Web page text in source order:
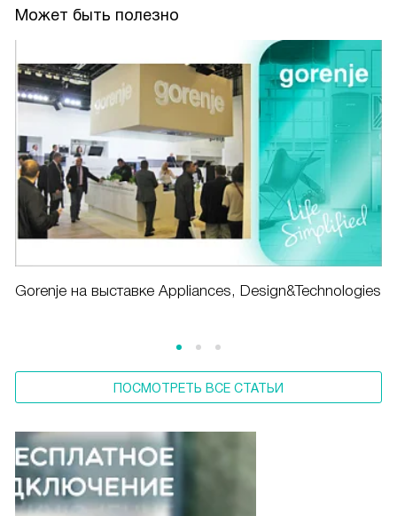
Может быть полезно
Gorenje на выставке Appliances, Design&Technologies
ПОСМОТРЕТЬ ВСЕ СТАТЬИ